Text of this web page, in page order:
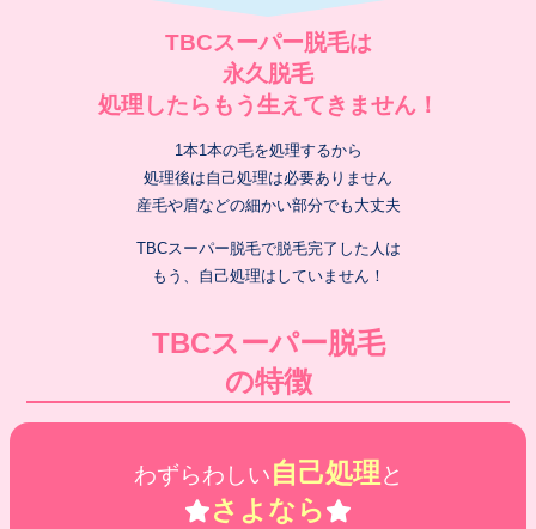
TBCスーパー脱毛は
永久脱毛
処理したらもう生えてきません！
1本1本の毛を処理するから
処理後は自己処理は必要ありません
産毛や眉などの細かい部分でも大丈夫
TBCスーパー脱毛で脱毛完了した人は
もう、自己処理はしていません！
TBCスーパー脱毛
の特徴
わずらわしい自己処理と
さよなら